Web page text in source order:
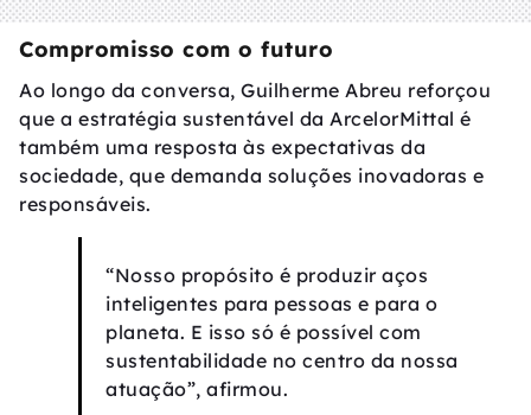
Compromisso com o futuro
Ao longo da conversa, Guilherme Abreu reforçou
que a estratégia sustentável da ArcelorMittal é
também uma resposta às expectativas da
sociedade, que demanda soluções inovadoras e
responsáveis.
“Nosso propósito é produzir aços
inteligentes para pessoas e para o
planeta. E isso só é possível com
sustentabilidade no centro da nossa
atuação”, afirmou.